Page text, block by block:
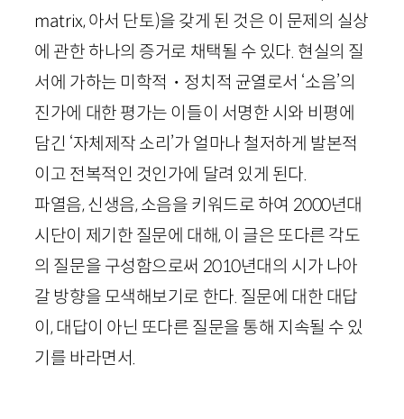
matrix,아서 단토)을 갖게 된 것은 이 문제의 실상
에 관한 하나의 증거로 채택될 수 있다. 현실의 질
서에 가하는 미학적・정치적 균열로서 ‘소음’의
진가에 대한 평가는 이들이 서명한 시와 비평에
담긴 ‘자체제작 소리’가 얼마나 철저하게 발본적
이고 전복적인 것인가에 달려 있게 된다.
파열음, 신생음, 소음을 키워드로 하여 2000년대
시단이 제기한 질문에 대해, 이 글은 또다른 각도
의 질문을 구성함으로써 2010년대의 시가 나아
갈 방향을 모색해보기로 한다. 질문에 대한 대답
이, 대답이 아닌 또다른 질문을 통해 지속될 수 있
기를 바라면서.